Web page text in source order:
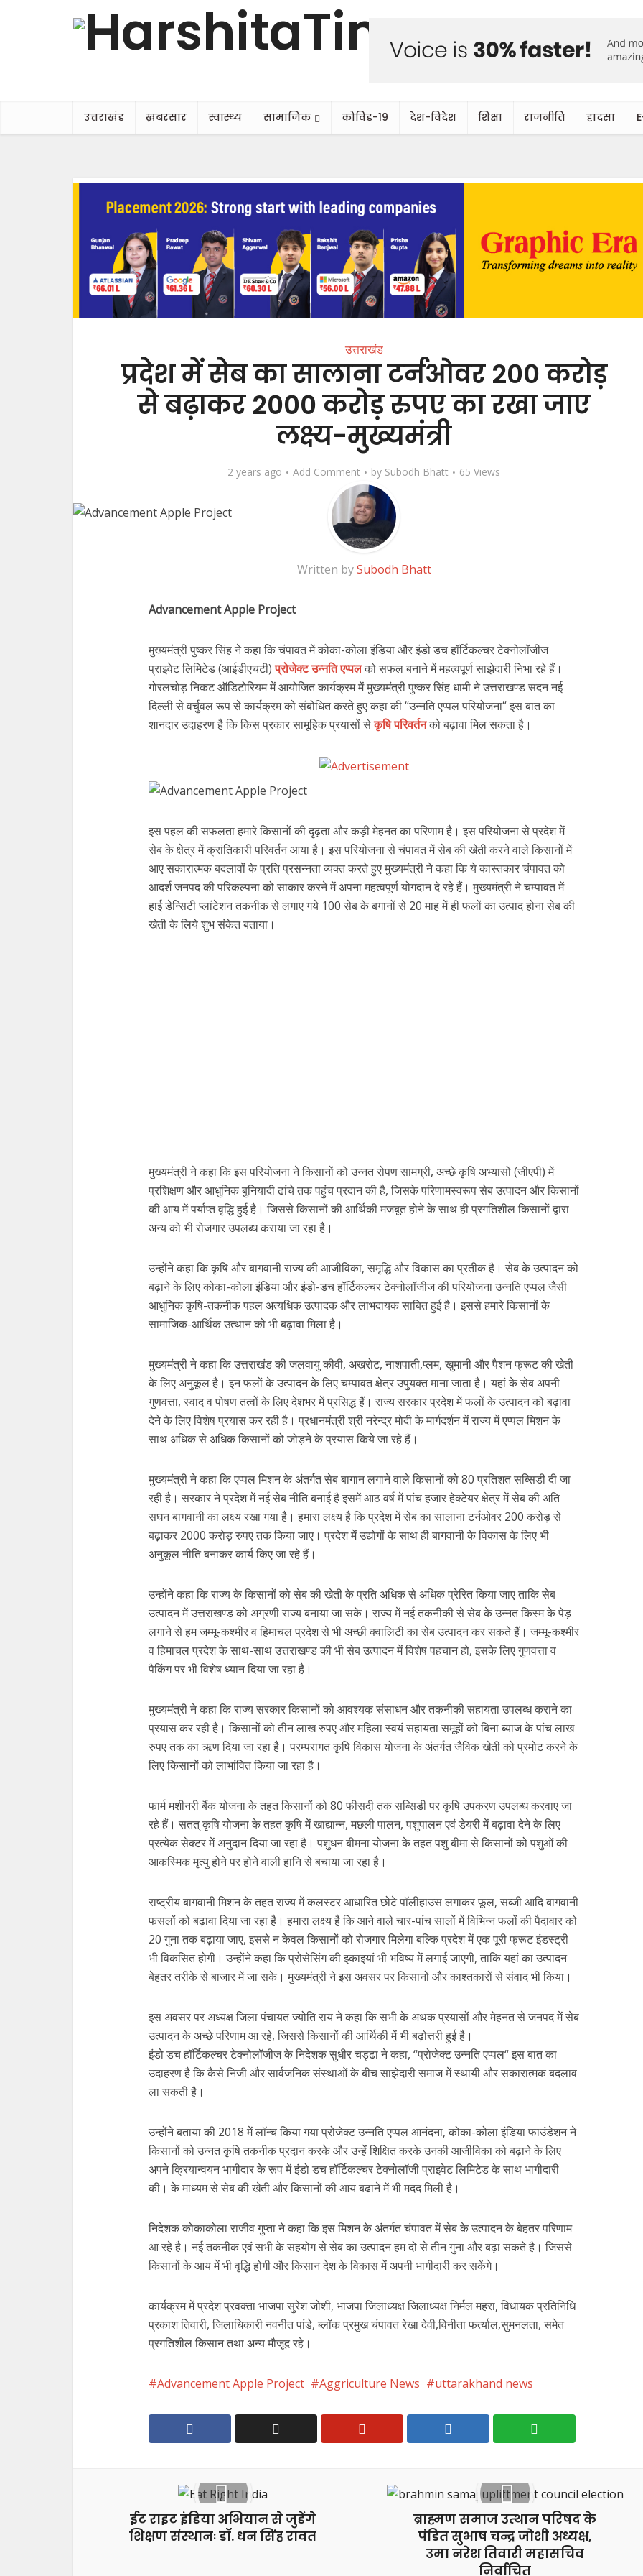
उत्तराखंड ख़बरसार स्वास्थ्य सामाजिक कोविड-19 देश-विदेश शिक्षा राजनीति हादसा
उत्तराखंड
प्रदेश में सेब का सालाना टर्नओवर 200 करोड़
से बढ़ाकर 2000 करोड़ रुपए का रखा जाए
लक्ष्य-मुख्यमंत्री
2 years ago Add Comment by Subodh Bhatt 65 Views
Written bySubodh Bhatt
Advancement Apple Project
मुख्यमंत्री पुष्कर सिंह ने कहा कि चंपावत में कोका-कोला इंडिया और इंडो डच हॉर्टिकल्चर टेक्नोलॉजीज
प्राइवेट लिमिटेड (आईडीएचटी)प्रोजेक्ट उन्नति एप्पलको सफल बनाने में महत्वपूर्ण साझेदारी निभा रहे हैं।
गोरलचोड़ निकट ऑडिटोरियम में आयोजित कार्यक्रम में मुख्यमंत्री पुष्कर सिंह धामी ने उत्तराखण्ड सदन नई
दिल्ली से वर्चुवल रूप से कार्यक्रम को संबोधित करते हुए कहा की “उन्नति एप्पल परियोजना“ इस बात का
शानदार उदाहरण है कि किस प्रकार सामूहिक प्रयासों सेकृषि परिवर्तनको बढ़ावा मिल सकता है।
इस पहल की सफलता हमारे किसानों की दृढ़ता और कड़ी मेहनत का परिणाम है। इस परियोजना से प्रदेश में
सेब के क्षेत्र में क्रांतिकारी परिवर्तन आया है। इस परियोजना से चंपावत में सेब की खेती करने वाले किसानों में
आए सकारात्मक बदलावों के प्रति प्रसन्नता व्यक्त करते हुए मुख्यमंत्री ने कहा कि ये कास्तकार चंपावत को
आदर्श जनपद की परिकल्पना को साकार करने में अपना महत्वपूर्ण योगदान दे रहे हैं। मुख्यमंत्री ने चम्पावत में
हाई डेन्सिटी प्लांटेशन तकनीक से लगाए गये 100 सेब के बगानों से 20 माह में ही फलों का उत्पाद होना सेब की
खेती के लिये शुभ संकेत बताया।
मुख्यमंत्री ने कहा कि इस परियोजना ने किसानों को उन्नत रोपण सामग्री, अच्छे कृषि अभ्यासों (जीएपी) में
प्रशिक्षण और आधुनिक बुनियादी ढांचे तक पहुंच प्रदान की है, जिसके परिणामस्वरूप सेब उत्पादन और किसानों
की आय में पर्याप्त वृद्धि हुई है। जिससे किसानों की आर्थिकी मजबूत होने के साथ ही प्रगतिशील किसानों द्वारा
अन्य को भी रोजगार उपलब्ध कराया जा रहा है।
उन्होंने कहा कि कृषि और बागवानी राज्य की आजीविका, समृद्धि और विकास का प्रतीक है। सेब के उत्पादन को
बढ़ाने के लिए कोका-कोला इंडिया और इंडो-डच हॉर्टिकल्चर टेक्नोलॉजीज की परियोजना उन्नति एप्पल जैसी
आधुनिक कृषि-तकनीक पहल अत्यधिक उत्पादक और लाभदायक साबित हुई है। इससे हमारे किसानों के
सामाजिक-आर्थिक उत्थान को भी बढ़ावा मिला है।
मुख्यमंत्री ने कहा कि उत्तराखंड की जलवायु कीवी, अखरोट, नाशपाती,प्लम, खुमानी और पैशन फ्रूट की खेती
के लिए अनुकूल है। इन फलों के उत्पादन के लिए चम्पावत क्षेत्र उपुयक्त माना जाता है। यहां के सेब अपनी
गुणवत्ता, स्वाद व पोषण तत्वों के लिए देशभर में प्रसिद्ध हैं। राज्य सरकार प्रदेश में फलों के उत्पादन को बढ़ावा
देने के लिए विशेष प्रयास कर रही है। प्रधानमंत्री श्री नरेन्द्र मोदी के मार्गदर्शन में राज्य में एप्पल मिशन के
साथ अधिक से अधिक किसानों को जोड़ने के प्रयास किये जा रहे हैं।
मुख्यमंत्री ने कहा कि एप्पल मिशन के अंतर्गत सेब बागान लगाने वाले किसानों को 80 प्रतिशत सब्सिडी दी जा
रही है। सरकार ने प्रदेश में नई सेब नीति बनाई है इसमें आठ वर्ष में पांच हजार हेक्टेयर क्षेत्र में सेब की अति
सघन बागवानी का लक्ष्य रखा गया है। हमारा लक्ष्य है कि प्रदेश में सेब का सालाना टर्नओवर 200 करोड़ से
बढ़ाकर 2000 करोड़ रुपए तक किया जाए। प्रदेश में उद्योगों के साथ ही बागवानी के विकास के लिए भी
अनुकूल नीति बनाकर कार्य किए जा रहे हैं।
उन्होंने कहा कि राज्य के किसानों को सेब की खेती के प्रति अधिक से अधिक प्रेरित किया जाए ताकि सेब
उत्पादन में उत्तराखण्ड को अग्रणी राज्य बनाया जा सके। राज्य में नई तकनीकी से सेब के उन्नत किस्म के पेड़
लगाने से हम जम्मू-कश्मीर व हिमाचल प्रदेश से भी अच्छी क्वालिटी का सेब उत्पादन कर सकते हैं। जम्मू-कश्मीर
व हिमाचल प्रदेश के साथ-साथ उत्तराखण्ड की भी सेब उत्पादन में विशेष पहचान हो, इसके लिए गुणवत्ता व
पैकिंग पर भी विशेष ध्यान दिया जा रहा है।
मुख्यमंत्री ने कहा कि राज्य सरकार किसानों को आवश्यक संसाधन और तकनीकी सहायता उपलब्ध कराने का
प्रयास कर रही है। किसानों को तीन लाख रुपए और महिला स्वयं सहायता समूहों को बिना ब्याज के पांच लाख
रुपए तक का ऋण दिया जा रहा है। परम्परागत कृषि विकास योजना के अंतर्गत जैविक खेती को प्रमोट करने के
लिए किसानों को लाभांवित किया जा रहा है।
फार्म मशीनरी बैंक योजना के तहत किसानों को 80 फीसदी तक सब्सिडी पर कृषि उपकरण उपलब्ध करवाए जा
रहे हैं। सतत् कृषि योजना के तहत कृषि में खाद्यान्न, मछली पालन, पशुपालन एवं डेयरी में बढ़ावा देने के लिए
प्रत्येक सेक्टर में अनुदान दिया जा रहा है। पशुधन बीमना योजना के तहत पशु बीमा से किसानों को पशुओं की
आकस्मिक मृत्यु होने पर होने वाली हानि से बचाया जा रहा है।
राष्ट्रीय बागवानी मिशन के तहत राज्य में कलस्टर आधारित छोटे पॉलीहाउस लगाकर फूल, सब्जी आदि बागवानी
फसलों को बढ़ावा दिया जा रहा है। हमारा लक्ष्य है कि आने वाले चार-पांच सालों में विभिन्न फलों की पैदावार को
20 गुना तक बढ़ाया जाए, इससे न केवल किसानों को रोजगार मिलेगा बल्कि प्रदेश में एक पूरी फ्रूट इंडस्ट्री
भी विकसित होगी। उन्होंने कहा कि प्रोसेसिंग की इकाइयां भी भविष्य में लगाई जाएगी, ताकि यहां का उत्पादन
बेहतर तरीके से बाजार में जा सके। मुख्यमंत्री ने इस अवसर पर किसानों और काश्तकारों से संवाद भी किया।
इस अवसर पर अध्यक्ष जिला पंचायत ज्योति राय ने कहा कि सभी के अथक प्रयासों और मेहनत से जनपद में सेब
उत्पादन के अच्छे परिणाम आ रहे, जिससे किसानों की आर्थिकी में भी बढ़ोत्तरी हुई है।
इंडो डच हॉर्टिकल्चर टेक्नोलॉजीज के निदेशक सुधीर चड्ढा ने कहा, “प्रोजेक्ट उन्नति एप्पल“ इस बात का
उदाहरण है कि कैसे निजी और सार्वजनिक संस्थाओं के बीच साझेदारी समाज में स्थायी और सकारात्मक बदलाव
ला सकती है।
उन्होंने बताया की 2018 में लॉन्च किया गया प्रोजेक्ट उन्नति एप्पल आनंदना, कोका-कोला इंडिया फाउंडेशन ने
किसानों को उन्नत कृषि तकनीक प्रदान करके और उन्हें शिक्षित करके उनकी आजीविका को बढ़ाने के लिए
अपने क्रियान्वयन भागीदार के रूप में इंडो डच हॉर्टिकल्चर टेक्नोलॉजी प्राइवेट लिमिटेड के साथ भागीदारी
की। के माध्यम से सेब की खेती और किसानों की आय बढाने में भी मदद मिली है।
निदेशक कोकाकोला राजीव गुप्ता ने कहा कि इस मिशन के अंतर्गत चंपावत में सेब के उत्पादन के बेहतर परिणाम
आ रहे है। नई तकनीक एवं सभी के सहयोग से सेब का उत्पादन हम दो से तीन गुना और बढ़ा सकते है। जिससे
किसानों के आय में भी वृद्धि होगी और किसान देश के विकास में अपनी भागीदारी कर सकेंगे।
कार्यक्रम में प्रदेश प्रवक्ता भाजपा सुरेश जोशी, भाजपा जिलाध्यक्ष जिलाध्यक्ष निर्मल महरा, विधायक प्रतिनिधि
प्रकाश तिवारी, जिलाधिकारी नवनीत पांडे, ब्लॉक प्रमुख चंपावत रेखा देवी,विनीता फर्त्याल,सुमनलता, समेत
प्रगतिशील किसान तथा अन्य मौजूद रहे।
Advancement Apple Project Aggriculture News uttarakhand news
ईट राइट इंडिया अभियान से जुडेंगे
शिक्षण संस्थानः डॉ. धन सिंह रावत
ब्राह्मण समाज उत्थान परिषद के
पंडित सुभाष चन्द्र जोशी अध्यक्ष,
उमा नरेश तिवारी महासचिव
निर्वाचित